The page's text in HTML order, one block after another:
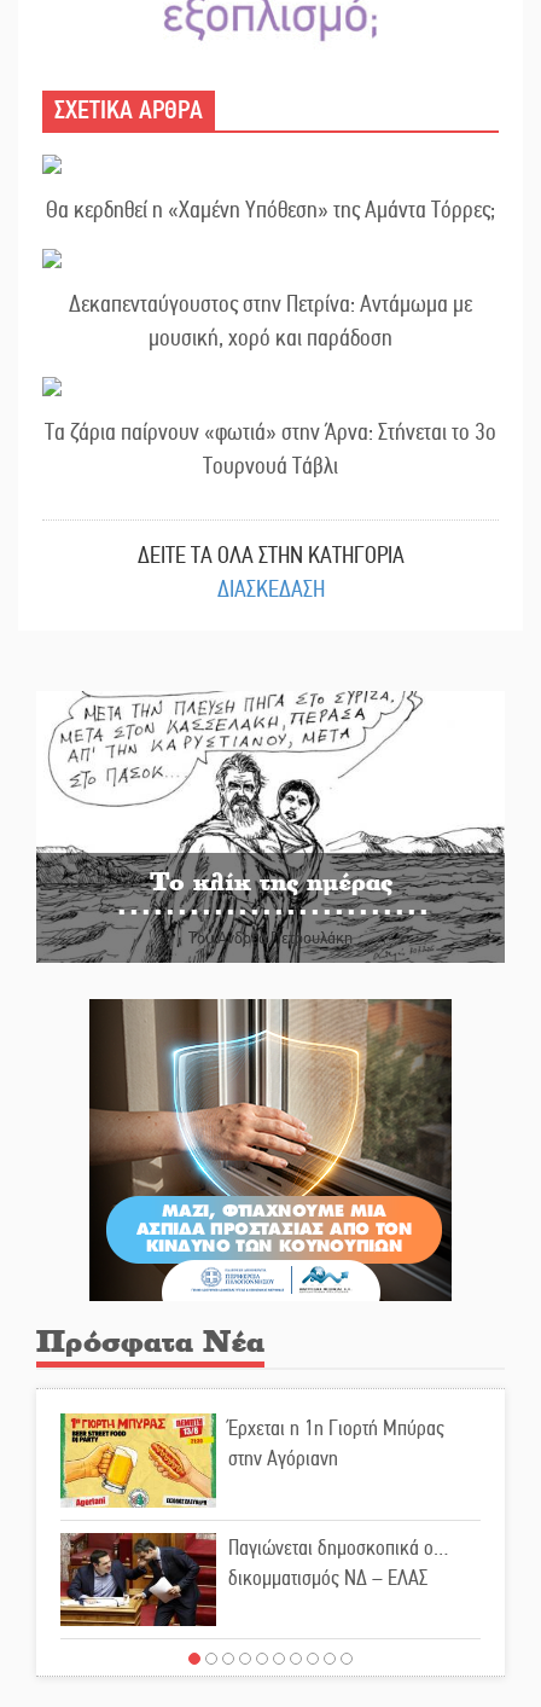
ΣΧΕΤΙΚΑ ΑΡΘΡΑ
Θα κερδηθεί η «Χαμένη Υπόθεση» της Αμάντα Τόρρες;
Δεκαπενταύγουστος στην Πετρίνα: Αντάμωμα με
μουσική, χορό και παράδοση
Τα ζάρια παίρνουν «φωτιά» στην Άρνα: Στήνεται το 3ο
Τουρνουά Τάβλι
ΔΕΙΤΕ ΤΑ ΟΛΑ ΣΤΗΝ ΚΑΤΗΓΟΡΙΑ
ΔΙΑΣΚΕΔΑΣΗ
Το κλίκ της ημέρας
Του Ανδρέα Πετρουλάκη
Πρόσφατα Νέα
Έρχεται η 1η Γιορτή Μπύρας
στην Αγόριανη
Παγιώνεται δημοσκοπικά ο…
δικομματισμός ΝΔ – ΕΛΑΣ
«Κεραυνοί» Μιχαλακάκου για